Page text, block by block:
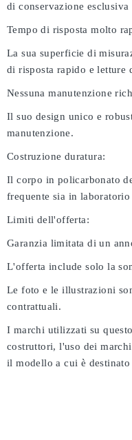
di conservazione
Tempo di risposta molto
La sua superficie di
di risposta rapido e
Nessuna manutenzione
Il suo design unico e
manutenzione.
Costruzione duratura:
Il corpo in policarbonato
frequente sia in
Limiti dell'offerta:
Garanzia limitata di un
L'offerta include solo la
Le foto e le illustrazioni
contrattuali.
I marchi utilizzati su
costruttori, l'uso dei
il modello a cui è